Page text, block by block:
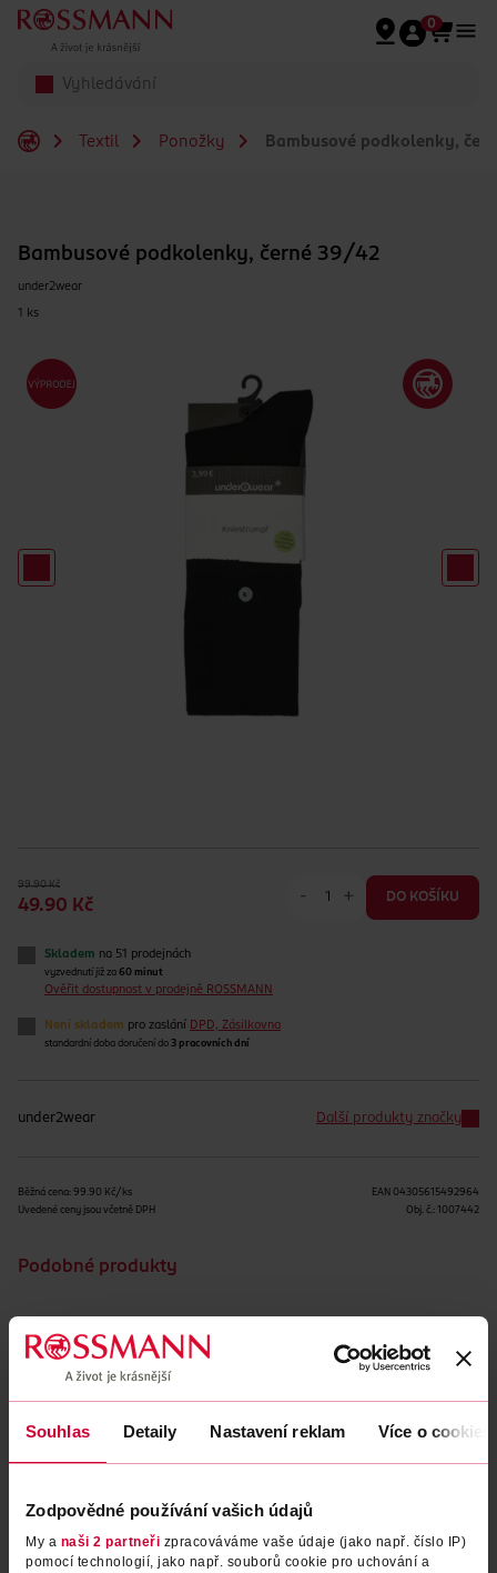
Souhlas Detaily Nastavení reklam Více o cookies
Zodpovědné používání vašich údajů
My a naši 2 partneři zpracováváme vaše údaje (jako např. číslo IP)
pomocí technologií, jako např. souborů cookie pro uchování a
Přeskočit na hlavmní obsah
0
Textil Ponožky Bambusové podkolenky,
Bambusové podkolenky, černé 39/42
under2wear
1 ks
99.90 Kč
49.90 Kč
- + DO KOŠÍKU
Skladem na 51 prodejnách
vyzvednutí již za 60 minut
Ověřit dostupnost v prodejně ROSSMANN
Není skladem pro zaslání DPD, Zásilkovna
standardní doba doručení do 3 pracovních dní
under2wear Další produkty značky
Běžná cena: 99.90 Kč/ks
Uvedené ceny jsou včetně DPH
EAN 04305615492964
Obj. č.: 1007442
Podobné produkty
Bambusové ponožky, šedé
Bambusové ponožky, tmavě